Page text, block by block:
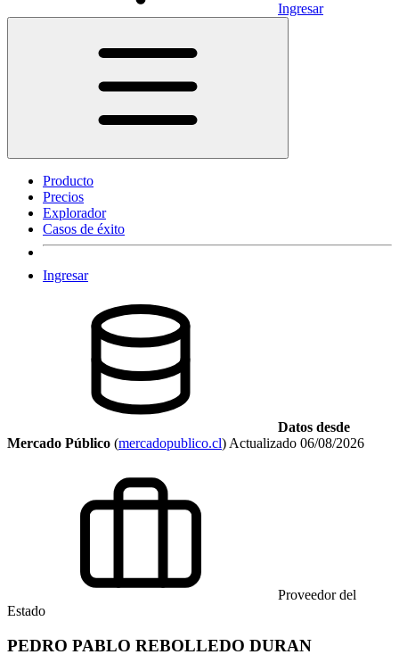
Ingresar
Producto
Precios
Explorador
Casos de éxito
Ingresar
Datos desde
Mercado Público (mercadopublico.cl) Actualizado 06/08/2026
Proveedor del
Estado
PEDRO PABLO REBOLLEDO DURAN